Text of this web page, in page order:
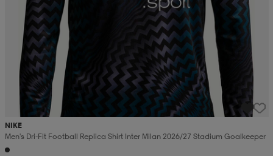
NIKE
Men's Dri-Fit Football Replica Shirt Inter Milan 2026/27 Stadium Goalkeeper